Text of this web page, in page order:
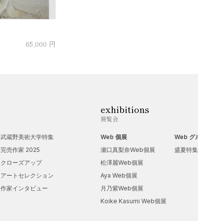
65,000 円
武蔵野美術大学特集
完売作家 2025
クローズアップ
アートセレクション
作家インタビュー
exhibitions
展覧会
Web 個展
瀬口真梨奈Web個展
松澤麗Web個展
Aya Web個展
月乃紫Web個展
Koike Kasumi Web個展
Web グ
盛夏特